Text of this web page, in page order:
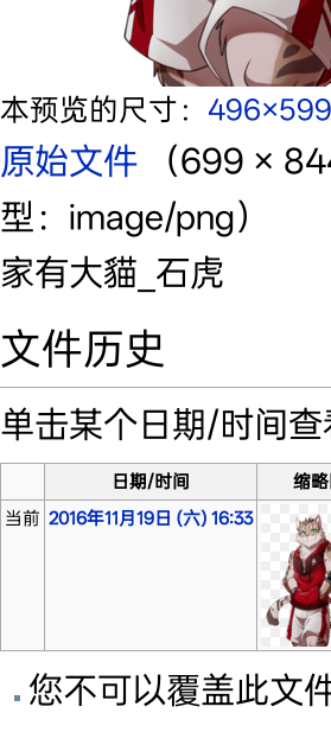
本预览的尺寸：
原始文件‎
（699 ×
型：image/png）
家有大貓_石虎
文件历史
单击某个日期/时间
日期/时间
缩
当前 2016年11月19日 (六) 16:33
您不可以覆盖此文